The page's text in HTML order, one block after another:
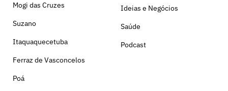
Mogi das Cruzes
Suzano
Itaquaquecetuba
Ferraz de Vasconcelos
Poá
Ideias e Negócios
Saúde
Podcast